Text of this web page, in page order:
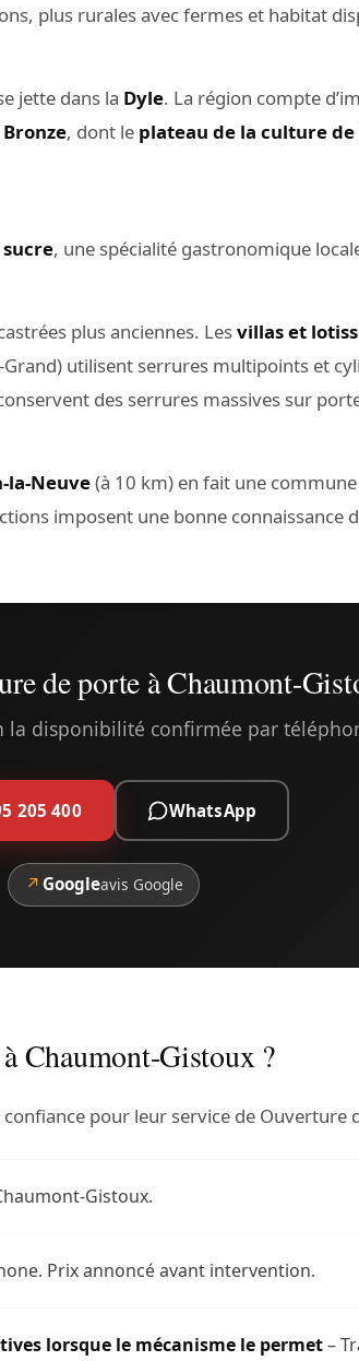
plus rurales avec fermes et habitat
jette dans la Dyle. La région compte
, dont le plateau de la culture
, une spécialité gastronomique
plus anciennes. Lesvillas et
utilisent serrures multipoints et
des serrures massives sur
la-Neuve(à 10 km) en fait une
imposent une bonne connaissance
de porte à Chaumont-
la disponibilité confirmée par
205 400 WhatsApp
↗ Googleavis Google
Chaumont-Gistoux ?
pour leur service de Ouverture
Gistoux.
Prix annoncé avant intervention.
lorsque le mécanisme le permet–